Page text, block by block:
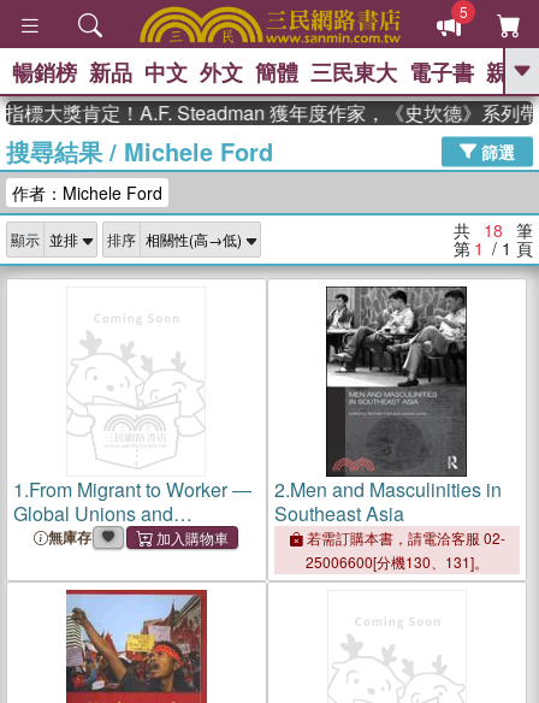
5
GO
熱搜： 高希均教授回憶錄
、 The Odyssey 、 父親節 、 花開錦
李登輝時代 、 數學女孩：黎曼猜想
、
如果歷史是一
群喵 、 臺灣漫遊錄
暢銷榜 新品 中文 外文 簡體 三民東大 電子書 親子
大獎肯定！A.F. Steadman 獲年度作家，《史坎德》系列帶你
搜尋結果/ Michele Ford
篩選
作者：Michele Ford
顯示 排序 共 18 筆
第 1 / 1 頁
1.From Migrant to Worker ―
Global Unions and
Temporary Labor Migration
無庫存
2.Men and Masculinities in
Southeast Asia
若需訂購本書，請電洽客服 02-
25006600[分機130、131]。